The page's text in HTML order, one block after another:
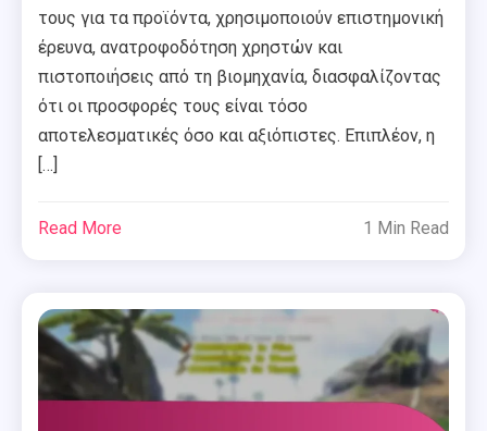
τους για τα προϊόντα, χρησιμοποιούν επιστημονική
έρευνα, ανατροφοδότηση χρηστών και
πιστοποιήσεις από τη βιομηχανία, διασφαλίζοντας
ότι οι προσφορές τους είναι τόσο
αποτελεσματικές όσο και αξιόπιστες. Επιπλέον, η
[…]
Read More 1 Min Read